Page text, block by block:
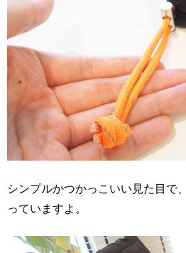
シンプルかつかっこいい見た目で
っていますよ。